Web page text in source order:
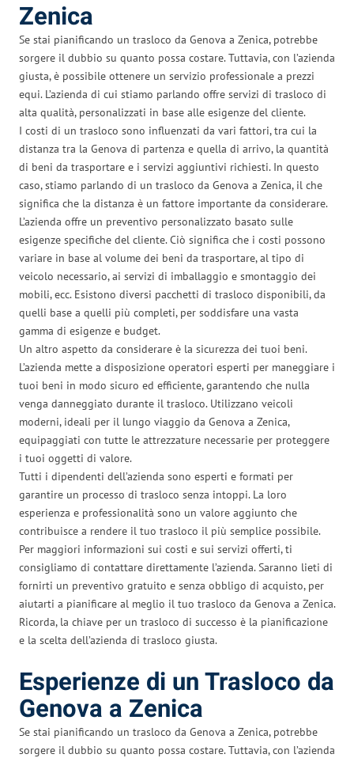
Zenica
Se stai pianificando un trasloco da Genova a Zenica, potrebbe
sorgere il dubbio su quanto possa costare. Tuttavia, con l’azienda
giusta, è possibile ottenere un servizio professionale a prezzi
equi. L’azienda di cui stiamo parlando offre servizi di trasloco di
alta qualità, personalizzati in base alle esigenze del cliente.
I costi di un trasloco sono influenzati da vari fattori, tra cui la
distanza tra la Genova di partenza e quella di arrivo, la quantità
di beni da trasportare e i servizi aggiuntivi richiesti. In questo
caso, stiamo parlando di un trasloco da Genova a Zenica, il che
significa che la distanza è un fattore importante da considerare.
L’azienda offre un preventivo personalizzato basato sulle
esigenze specifiche del cliente. Ciò significa che i costi possono
variare in base al volume dei beni da trasportare, al tipo di
veicolo necessario, ai servizi di imballaggio e smontaggio dei
mobili, ecc. Esistono diversi pacchetti di trasloco disponibili, da
quelli base a quelli più completi, per soddisfare una vasta
gamma di esigenze e budget.
Un altro aspetto da considerare è la sicurezza dei tuoi beni.
L’azienda mette a disposizione operatori esperti per maneggiare i
tuoi beni in modo sicuro ed efficiente, garantendo che nulla
venga danneggiato durante il trasloco. Utilizzano veicoli
moderni, ideali per il lungo viaggio da Genova a Zenica,
equipaggiati con tutte le attrezzature necessarie per proteggere
i tuoi oggetti di valore.
Tutti i dipendenti dell’azienda sono esperti e formati per
garantire un processo di trasloco senza intoppi. La loro
esperienza e professionalità sono un valore aggiunto che
contribuisce a rendere il tuo trasloco il più semplice possibile.
Per maggiori informazioni sui costi e sui servizi offerti, ti
consigliamo di contattare direttamente l’azienda. Saranno lieti di
fornirti un preventivo gratuito e senza obbligo di acquisto, per
aiutarti a pianificare al meglio il tuo trasloco da Genova a Zenica.
Ricorda, la chiave per un trasloco di successo è la pianificazione
e la scelta dell’azienda di trasloco giusta.
Esperienze di un Trasloco da
Genova a Zenica
Se stai pianificando un trasloco da Genova a Zenica, potrebbe
sorgere il dubbio su quanto possa costare. Tuttavia, con l’azienda